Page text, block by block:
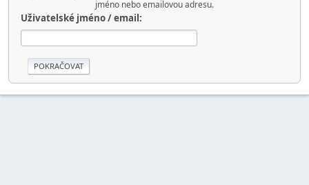
jméno nebo emailovou adresu.
Uživatelské jméno / email: